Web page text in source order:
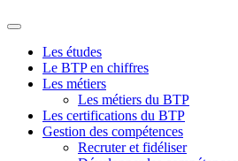
Les études
Le BTP en chiffres
Les métiers
Les métiers du BTP
Les certifications du BTP
Gestion des compétences
Recruter et fidéliser